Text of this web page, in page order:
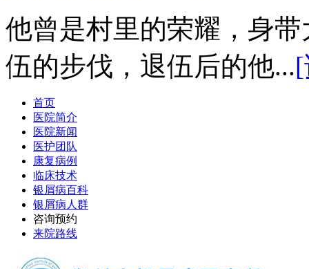
他曾是村里的荣耀，身
伍的步伐，退伍后的他...
首页
医院简介
医院新闻
医护团队
康复病例
临床技术
银屑病百科
银屑病人群
咨询预约
来院路线